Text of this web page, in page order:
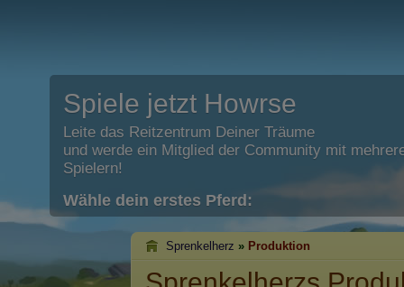
Spiele jetzt Howrse
Leite das Reitzentrum Deiner Träume
und werde ein Mitglied der Community mit
Spielern!
Wähle dein erstes Pferd:
Sprenkelherz » Produktion